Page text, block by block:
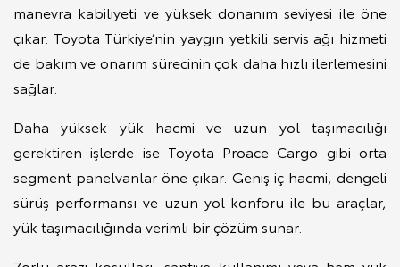
manevra kabiliyeti ve yüksek donanım seviyesi ile öne
çıkar. Toyota Türkiye’nin yaygın yetkili servis ağı hizmeti
de bakım ve onarım sürecinin çok daha hızlı ilerlemesini
sağlar.
Daha yüksek yük hacmi ve uzun yol taşımacılığı
gerektiren işlerde ise Toyota Proace Cargo gibi orta
segment panelvanlar öne çıkar. Geniş iç hacmi, dengeli
sürüş performansı ve uzun yol konforu ile bu araçlar,
yük taşımacılığında verimli bir çözüm sunar.